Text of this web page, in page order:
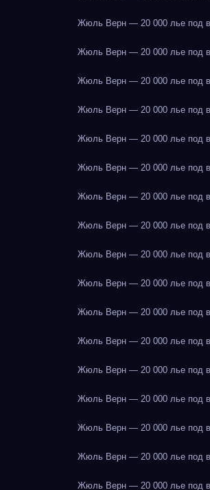
Жюль Верн — 20 000 лье под
Жюль Верн — 20 000 лье под
Жюль Верн — 20 000 лье под
Жюль Верн — 20 000 лье под
Жюль Верн — 20 000 лье под
Жюль Верн — 20 000 лье под
Жюль Верн — 20 000 лье под
Жюль Верн — 20 000 лье под
Жюль Верн — 20 000 лье под
Жюль Верн — 20 000 лье под
Жюль Верн — 20 000 лье под
Жюль Верн — 20 000 лье под
Жюль Верн — 20 000 лье под
Жюль Верн — 20 000 лье под
Жюль Верн — 20 000 лье под
Жюль Верн — 20 000 лье под
Жюль Верн — 20 000 лье под